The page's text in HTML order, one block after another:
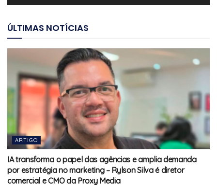
ÚLTIMAS NOTÍCIAS
ARTIGO
IA transforma o papel das agências e amplia demanda
por estratégia no marketing – Rylson Silva é diretor
comercial e CMO da Proxy Media